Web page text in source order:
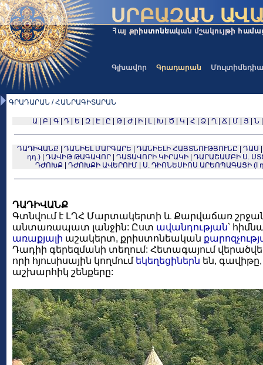
Գլխավոր Գրադարան Մուլտիմեդիա
ԳՐԱԴԱՐԱՆ / ՀԱՆՐԱԳԻՏԱՐԱՆ
Ա Բ Գ Դ Ե Զ Է Ը Թ Ժ Ի Լ| Խ Ծ Կ Հ Ձ Ղ Ճ Մ Յ Ն
ԴԱԴԻՎԱՆՔ ԴԱՆԻԵԼ ՄԱՐԳԱՐԵ ԴԱՆԻԵԼԻ ՀԱՅՏՆՈՒԹՅՈՒՆԸ ԴԱՍ
դդ.)| ԴԱՎԻԹ ԹԱԳԱՎՈՐ| ԴԱՏԱՎՈՐԻ ԿԻՐԱԿԻ| ԴԱՐԱՇԱՄԲԻ Ս.
ԴԺՈԽՔ
ԴԺՈԽՔԻ ԱՎԵՐՈՒՄ| Ս. ԴԻՈՆԵՍԻՈՍ ԱՐԵՈՊԱԳԱՑԻ (I
ԴԱԴԻՎԱՆՔ
Գտնվում է ԼՂՀ Մարտակերտի և Քարվաճառ
անտառապատ լանջին: Ըստ ավանդության՝
առաքյալի աշակերտ, քրիստոնեական
Դադիի գերեզմանի տեղում: Հետագայում
որի հյուսիսային կողմում եկեղեցիներն են,
աշխարհիկ շենքերը: